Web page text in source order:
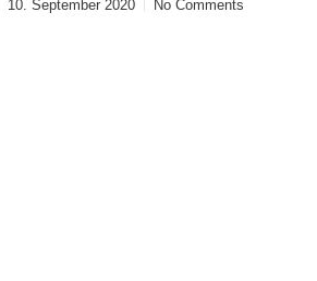
10. September 2020 No Comments